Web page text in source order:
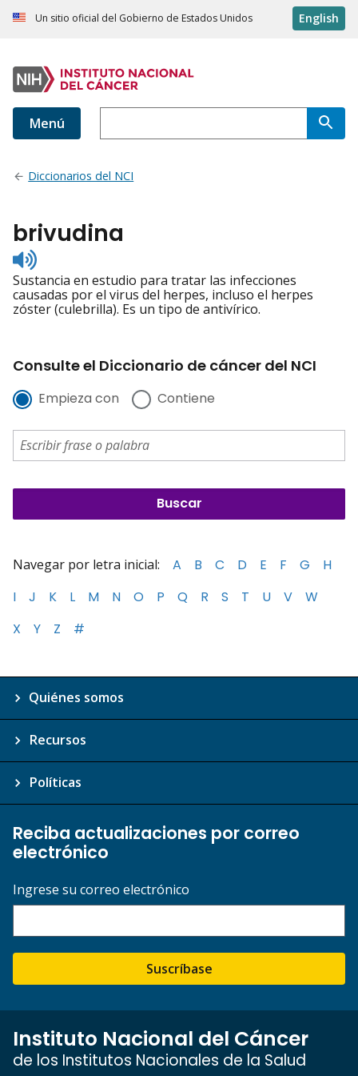
Un sitio oficial del Gobierno de Estados Unidos English
Menú
Diccionarios del NCI
brivudina
Listen
to
pronunciation
Sustancia en estudio para tratar las infecciones
causadas por el virus del herpes, incluso el herpes
zóster (culebrilla). Es un tipo de antivírico.
Consulte el Diccionario de cáncer del NCI
Empieza con Contiene
Navegar por letra inicial: A B C D E F G
H
I
J K L M N O P Q R S T U V
W
X
Y Z #
Quiénes somos
Recursos
Políticas
Reciba actualizaciones por correo
electrónico
Ingrese su correo electrónico
Suscríbase
Instituto Nacional del Cáncer
de los Institutos Nacionales de la Salud